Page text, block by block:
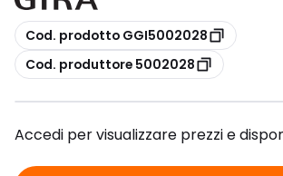
copia
Cod. prodotto GGI5002028
copia
Cod. produttore 5002028
Accedi per visualizzare prezzi e